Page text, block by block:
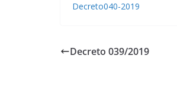
Decreto040-2019
Decreto 039/2019